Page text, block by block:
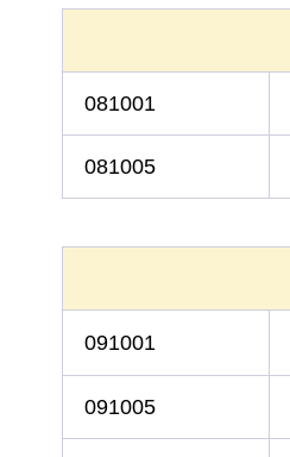
081001
081005
091001
091005